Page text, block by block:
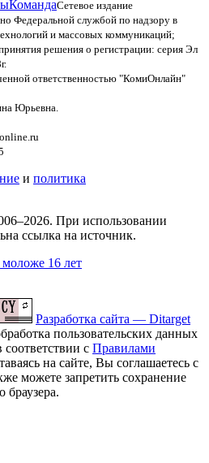
КомандаСетевое издание
Федеральной службой по надзору в
и массовых коммуникаций;
решения о регистрации: серия Эл
ответственностью "КомиОнлайн"
Юрьевна.
и политика
При использовании
ссылка на источник.
16 лет
Разработка сайта — Ditarget
пользовательских данных
с Правилами
на сайте, Вы соглашаетесь с
можете запретить сохранение
браузера.